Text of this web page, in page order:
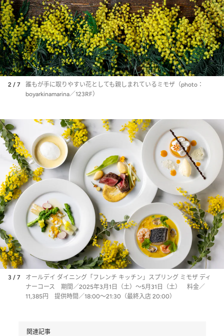
2 / 7
誰もが手に取りやすい花としても親しまれているミモザ（photo：
boyarkinamarina／123RF）
3 / 7
オールデイ ダイニング「フレンチ キッチン」スプリング ミモザ ディ
ナーコース 期間／2025年3月1日（土）～5月31日（土） 料金／
11,385円 提供時間／18:00～21:30（最終入店 20:00）
関連記事